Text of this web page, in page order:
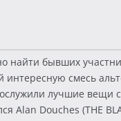
найти бывших
смесь
лучшие вещи
Douches (THE